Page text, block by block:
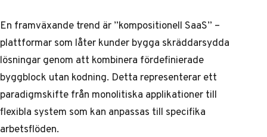
En framväxande trend är ”kompositionell SaaS” –
plattformar som låter kunder bygga skräddarsydda
lösningar genom att kombinera fördefinierade
byggblock utan kodning. Detta representerar ett
paradigmskifte från monolitiska applikationer till
flexibla system som kan anpassas till specifika
arbetsflöden.